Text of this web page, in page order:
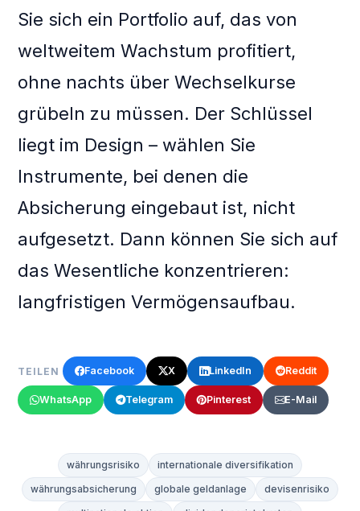
Sie sich ein Portfolio auf, das von
weltweitem Wachstum profitiert,
ohne nachts über Wechselkurse
grübeln zu müssen. Der Schlüssel
liegt im Design – wählen Sie
Instrumente, bei denen die
Absicherung eingebaut ist, nicht
aufgesetzt. Dann können Sie sich auf
das Wesentliche konzentrieren:
langfristigen Vermögensaufbau.
TEILEN Facebook X LinkedIn Reddit
WhatsApp Telegram Pinterest E-Mail
währungsrisiko
internationale diversifikation
währungsabsicherung
globale geldanlage
devisenrisiko